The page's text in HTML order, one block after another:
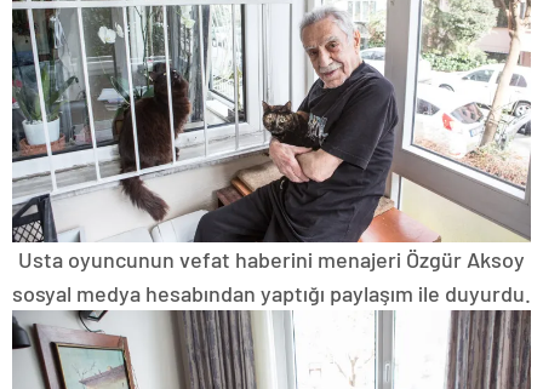
Usta oyuncunun vefat haberini menajeri Özgür Aksoy
sosyal medya hesabından yaptığı paylaşım ile duyurdu.